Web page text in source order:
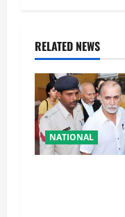
g
a
t
i
o
RELATED NEWS
NATIONAL